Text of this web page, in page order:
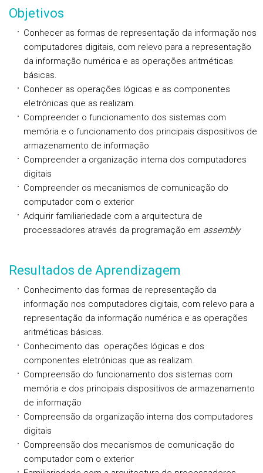
Objetivos
Conhecer as formas de representação da informação nos
computadores digitais, com relevo para a representação
da informação numérica e as operações aritméticas
básicas.
Conhecer as operações lógicas e as componentes
eletrónicas que as realizam.
Compreender o funcionamento dos sistemas com
memória e o funcionamento dos principais dispositivos de
armazenamento de informação
Compreender a organização interna dos computadores
digitais
Compreender os mecanismos de comunicação do
computador com o exterior
Adquirir familiariedade com a arquitectura de
processadores através da programação em assembly
Resultados de Aprendizagem
Conhecimento das formas de representação da
informação nos computadores digitais, com relevo para a
representação da informação numérica e as operações
aritméticas básicas.
Conhecimento das operações lógicas e dos
componentes eletrónicas que as realizam.
Compreensão do funcionamento dos sistemas com
memória e dos principais dispositivos de armazenamento
de informação
Compreensão da organização interna dos computadores
digitais
Compreensão dos mecanismos de comunicação do
computador com o exterior